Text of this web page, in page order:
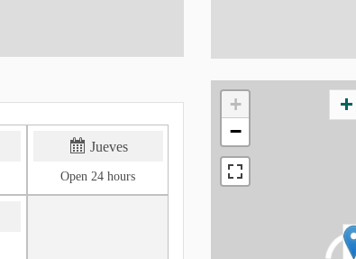
Jueves
Open 24 hours
+
−